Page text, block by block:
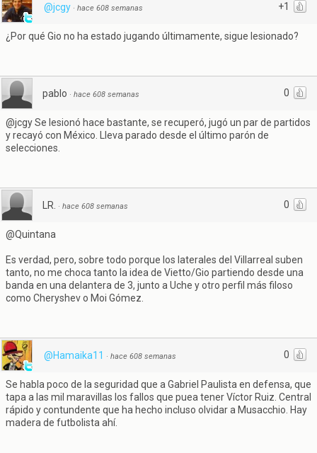
+1
@jcgy · hace 608 semanas
¿Por qué Gio no ha estado jugando últimamente, sigue lesionado?
0
pablo · hace 608 semanas
@jcgy Se lesionó hace bastante, se recuperó, jugó un par de partidos
y recayó con México. Lleva parado desde el último parón de
selecciones.
0
LR. · hace 608 semanas
@Quintana
Es verdad, pero, sobre todo porque los laterales del Villarreal suben
tanto, no me choca tanto la idea de Vietto/Gio partiendo desde una
banda en una delantera de 3, junto a Uche y otro perfil más filoso
como Cheryshev o Moi Gómez.
0
@Hamaika11 · hace 608 semanas
Se habla poco de la seguridad que a Gabriel Paulista en defensa, que
tapa a las mil maravillas los fallos que puea tener Víctor Ruiz. Central
rápido y contundente que ha hecho incluso olvidar a Musacchio. Hay
madera de futbolista ahí.